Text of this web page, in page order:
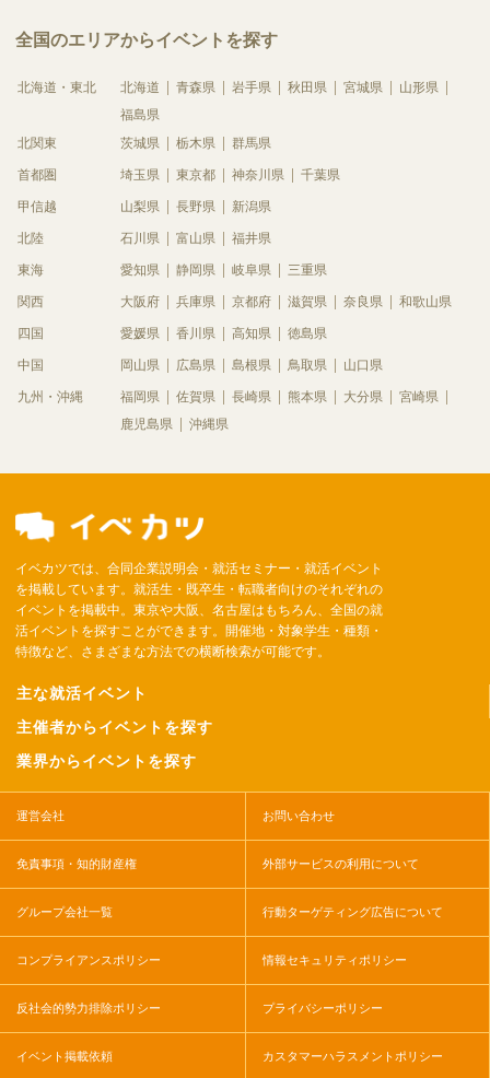
全国のエリアからイベントを探す
北海道・東北 北海道 青森県 岩手県 秋田県 宮城県
山形県
福島県
北関東
茨城県 栃木県 群馬県
首都圏 埼玉県 東京都 神奈川県 千葉県
甲信越 山梨県 長野県 新潟県
北陸 石川県 富山県 福井県
東海 愛知県 静岡県 岐阜県 三重県
関西 大阪府 兵庫県 京都府 滋賀県 奈良県 和歌山県
四国 愛媛県 香川県 高知県 徳島県
中国 岡山県 広島県 島根県 鳥取県 山口県
九州・沖縄 福岡県 佐賀県 長崎県 熊本県 大分県
宮崎県
鹿児島県
沖縄県
イベカツでは、合同企業説明会・就活セミナー・就活イベント
を掲載しています。就活生・既卒生・転職者向けのそれぞれの
イベントを掲載中。東京や大阪、名古屋はもちろん、全国の就
活イベントを探すことができます。開催地・対象学生・種類・
特徴など、さまざまな方法での横断検索が可能です。
主な就活イベント
主催者からイベントを探す
業界からイベントを探す
運営会社 お問い合わせ
免責事項・知的財産権 外部サービスの利用について
グループ会社一覧 行動ターゲティング広告について
コンプライアンスポリシー 情報セキュリティポリシー
反社会的勢力排除ポリシー プライバシーポリシー
イベント掲載依頼 カスタマーハラスメントポリシー